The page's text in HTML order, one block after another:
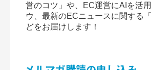
営のコツ」や、EC運営にAIを活
ウ、最新のECニュースに関する
どをお届けします！